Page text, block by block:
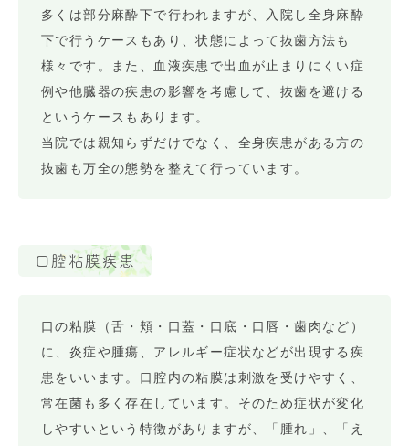
多くは部分麻酔下で行われますが、入院し全身麻酔
下で行うケースもあり、状態によって抜歯方法も
様々です。また、血液疾患で出血が止まりにくい症
例や他臓器の疾患の影響を考慮して、抜歯を避ける
というケースもあります。
当院では親知らずだけでなく、全身疾患がある方の
抜歯も万全の態勢を整えて行っています。
口腔粘膜疾患
口の粘膜（舌・頬・口蓋・口底・口唇・歯肉など）
に、炎症や腫瘍、アレルギー症状などが出現する疾
患をいいます。口腔内の粘膜は刺激を受けやすく、
常在菌も多く存在しています。そのため症状が変化
しやすいという特徴がありますが、「腫れ」、「え